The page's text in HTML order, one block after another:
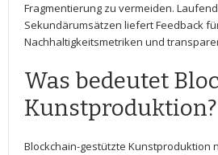
Fragmentierung zu‍ vermeiden.
Sekundärumsätzen liefert‍ Feedback
Nachhaltigkeitsmetriken ‍und
Was bedeutet
Kunstproduktion?
Blockchain-gestützte Kunstproduktion